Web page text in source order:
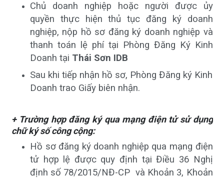
Chủ doanh nghiệp hoặc người được ủy
quyền thực hiện thủ tục đăng ký doanh
nghiệp, nộp hồ sơ đăng ký doanh nghiệp và
thanh toán lệ phí tại Phòng Đăng Ký Kinh
Doanh tại Thái Sơn IDB
Sau khi tiếp nhận hồ sơ, Phòng Đăng ký Kinh
Doanh trao Giấy biên nhận.
+ Trường hợp đăng ký qua mạng điện tử sử dụng
chữ ký số công cộng:
Hồ sơ đăng ký doanh nghiệp qua mạng điện
tử hợp lệ được quy định tại Điều 36 Nghị
định số 78/2015/NĐ-CP và Khoản 3, Khoản